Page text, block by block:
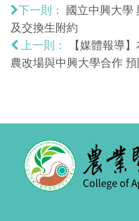
下一則：
國立中興大學
及交換生附約
上一則：
【媒體報導
農改場與中興大學合作 預